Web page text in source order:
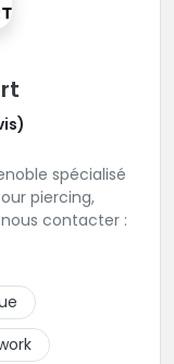
spécialisé
piercing,
contacter :